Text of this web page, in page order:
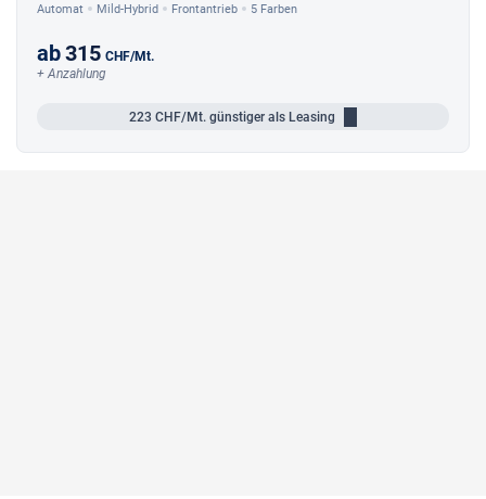
Automat Mild-Hybrid Frontantrieb 5 Farben
ab315 CHF/Mt.
+ Anzahlung
223 CHF/Mt. günstiger als Leasing